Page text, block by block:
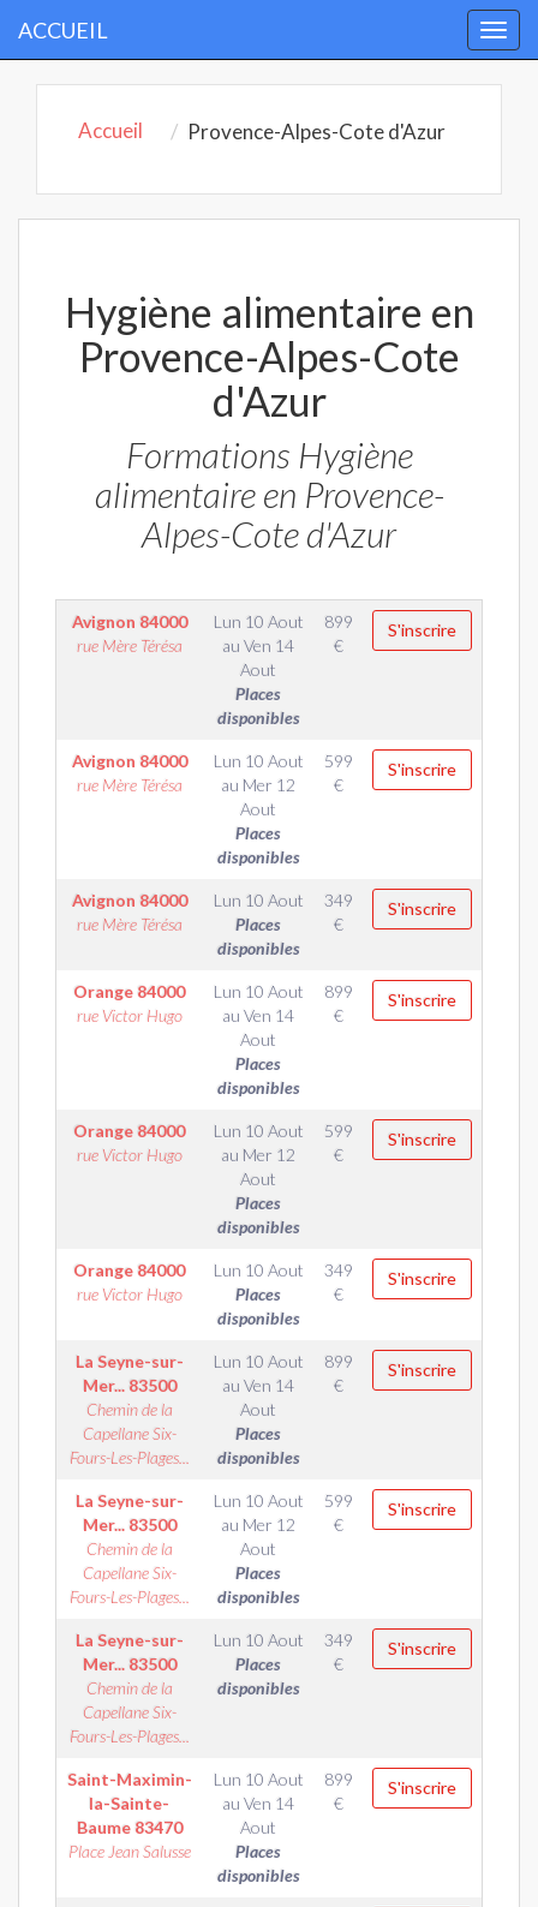
ACCUEIL
Accueil Provence-Alpes-Cote d'Azur
Hygiène alimentaire en
Provence-Alpes-Cote
d'Azur
Formations Hygiène
alimentaire en Provence-
Alpes-Cote d'Azur
Avignon 84000
rue Mère Térésa
Lun 10 Aout
au Ven 14
Aout
Places
disponibles
899
€
S'inscrire
Avignon 84000
rue Mère Térésa
Lun 10 Aout
au Mer 12
Aout
Places
disponibles
599
€
S'inscrire
Avignon 84000
rue Mère Térésa
Lun 10 Aout
Places
disponibles
349
€
S'inscrire
Orange 84000
rue Victor Hugo
Lun 10 Aout
au Ven 14
Aout
Places
disponibles
899
€
S'inscrire
Orange 84000
rue Victor Hugo
Lun 10 Aout
au Mer 12
Aout
Places
disponibles
599
€
S'inscrire
Orange 84000
rue Victor Hugo
Lun 10 Aout
Places
disponibles
349
€
S'inscrire
La Seyne-sur-
Mer... 83500
Chemin de la
Capellane Six-
Fours-Les-Plages...
Lun 10 Aout
au Ven 14
Aout
Places
disponibles
899
€
S'inscrire
La Seyne-sur-
Mer... 83500
Chemin de la
Capellane Six-
Fours-Les-Plages...
Lun 10 Aout
au Mer 12
Aout
Places
disponibles
599
€
S'inscrire
La Seyne-sur-
Mer... 83500
Chemin de la
Capellane Six-
Fours-Les-Plages...
Lun 10 Aout
Places
disponibles
349
€
S'inscrire
Saint-Maximin-
la-Sainte-
Baume 83470
Place Jean Salusse
Lun 10 Aout
au Ven 14
Aout
Places
disponibles
899
€
S'inscrire